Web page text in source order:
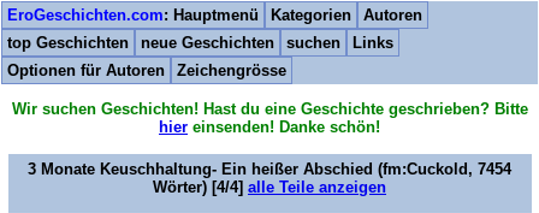
EroGeschichten.com: Hauptmenü Kategorien
Autoren
top Geschichten
neue Geschichten suchen
Links
Optionen für Autoren
Zeichengrösse
Wir suchen Geschichten! Hast du eine Geschichte geschrieben? Bitte
hier einsenden! Danke schön!
3 Monate Keuschhaltung- Ein heißer Abschied (fm:Cuckold, 7454
Wörter) [4/4] alle Teile anzeigen